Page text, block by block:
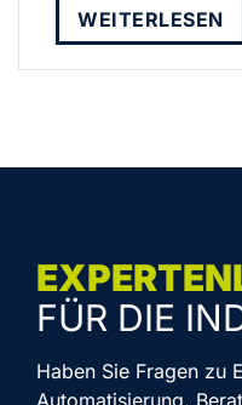
WEITERLESEN
FÜR DIE
Haben Sie Fragen zu
Automatisierung,